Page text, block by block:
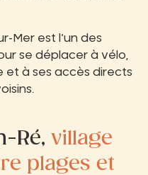
Mer est l’un des
se déplacer à vélo,
et à ses accès directs
Ré, village
plages et